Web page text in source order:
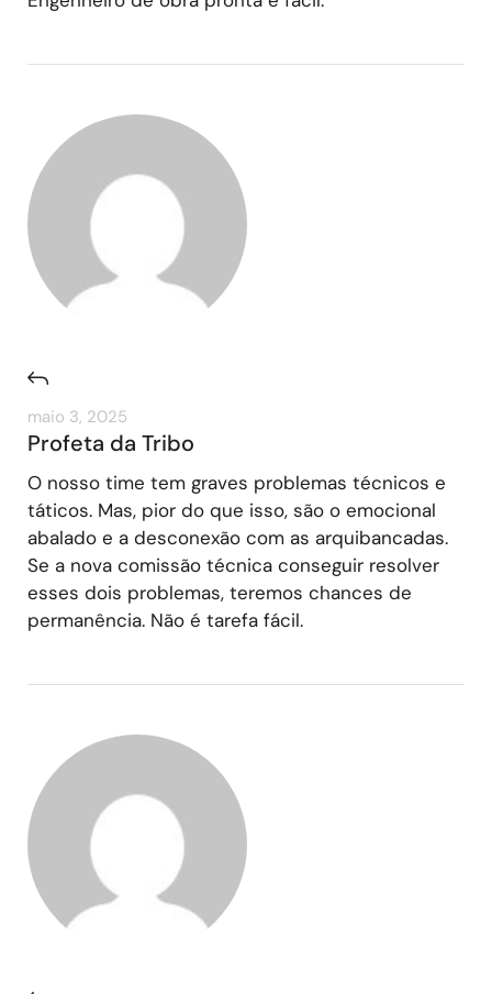
maio 3, 2025
Profeta da Tribo
O nosso time tem graves problemas técnicos e
táticos. Mas, pior do que isso, são o emocional
abalado e a desconexão com as arquibancadas.
Se a nova comissão técnica conseguir resolver
esses dois problemas, teremos chances de
permanência. Não é tarefa fácil.